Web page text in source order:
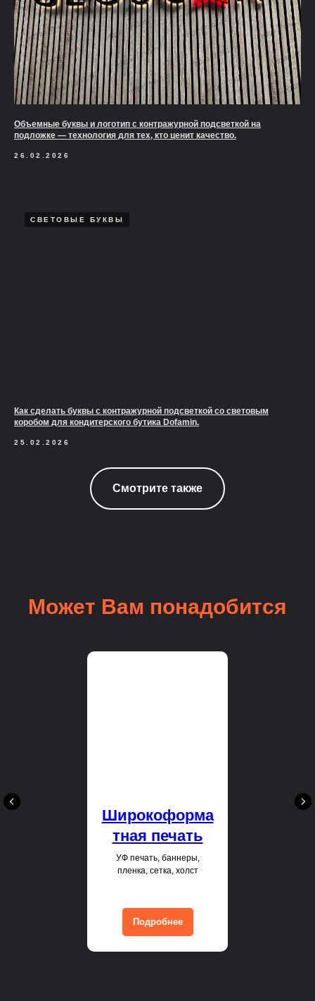
Объемные буквы и логотип с контражурной подсветкой на
подложке — технология для тех, кто ценит качество.
26.02.2026
СВЕТОВЫЕ БУКВЫ
Как сделать буквы с контражурной подсветкой со световым
коробом для кондитерского бутика Dofamin.
25.02.2026
Смотрите также
Может Вам понадобится
Широкоформа
тная печать
УФ печать, баннеры,
пленка, сетка, холст
Подробнее